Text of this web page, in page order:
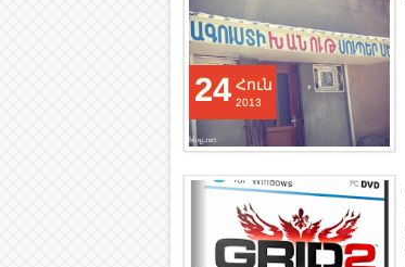
24 Հուն
2013